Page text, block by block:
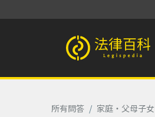
法律百科 Legispedia
所有問答 / 家庭‧父母子女